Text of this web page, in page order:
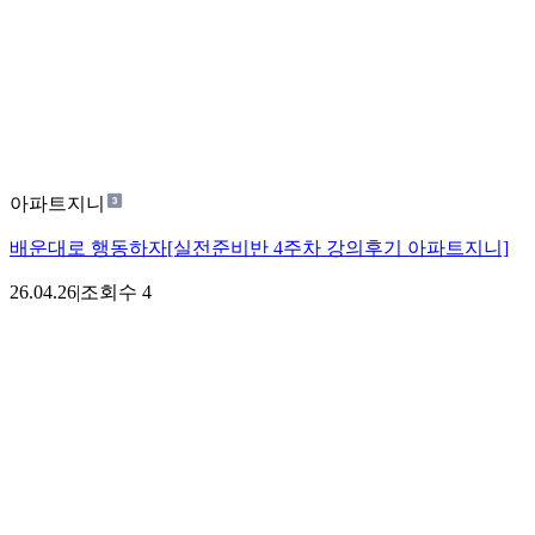
아파트지니
배운대로 행동하자[실전준비반 4주차 강의후기 아파트지니]
26.04.26|조회수 4